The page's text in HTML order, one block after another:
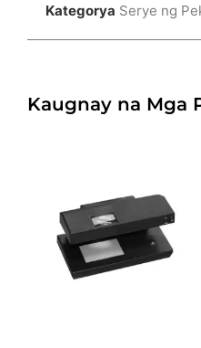
Kategorya Serye ng
Kaugnay na Mga